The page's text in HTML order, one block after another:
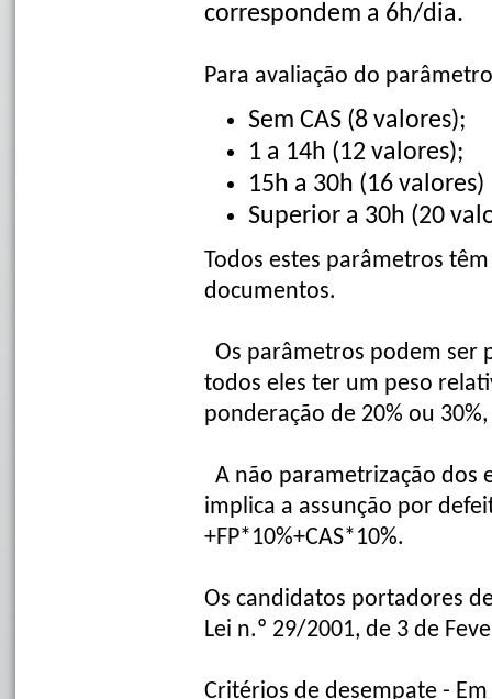
correspondem a 6h/dia.
Para avaliação do
Sem CAS (8 valores);
1 a 14h (12 valores);
15h a 30h (16 valores)
Superior a 30h (20
Todos estes parâmetros
documentos.
Os parâmetros podem ser
todos eles ter um peso
ponderação de 20% ou
A não parametrização dos
implica a assunção por
+FP*10%+CAS*10%.
Os candidatos portadores
Lei n.º 29/2001, de 3 de
Critérios de desempate -